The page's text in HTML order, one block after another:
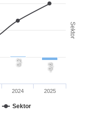
Sektor
0,2
-0,6
Sektor
2024 2025